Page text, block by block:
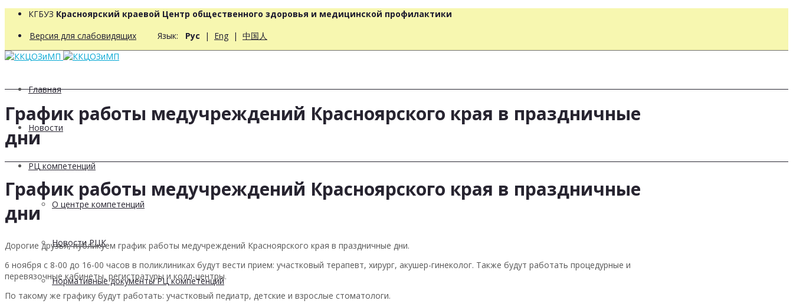
КГБУЗ Красноярский краевой Центр общественного здоровья и медицинской профилактики
Версия для слабовидящих Язык: Рус | Eng | 中国人
Главная
Новости
РЦ компетенций
О центре компетенций
Новости РЦК
Нормативные документы РЦ компетенций
График работы медучреждений Красноярского края в праздничные
дни
График работы медучреждений Красноярского края в праздничные
дни
Дорогие друзья, публикуем график работы медучреждений Красноярского края в праздничные дни.
6 ноября с 8-00 до 16-00 часов в поликлиниках будут вести прием: участковый терапевт, хирург, акушер-гинеколог. Также будут работать процедурные и
перевязочные кабинеты, регистратуры и колл-центры.
По такому же графику будут работать: участковый педиатр, детские и взрослые стоматологи.